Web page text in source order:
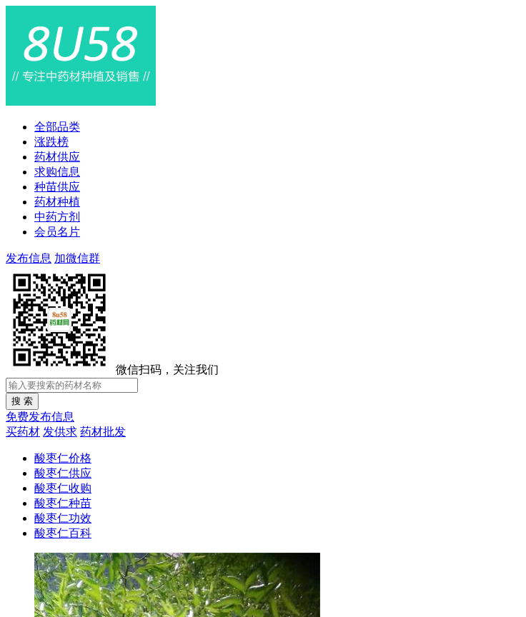
全部品类
涨跌榜
药材供应
求购信息
种苗供应
药材种植
中药方剂
会员名片
发布信息 加微信群
微信扫码，关注我们
免费发布信息
买药材 发供求 药材批发
酸枣仁价格
酸枣仁供应
酸枣仁收购
酸枣仁种苗
酸枣仁功效
酸枣仁百科